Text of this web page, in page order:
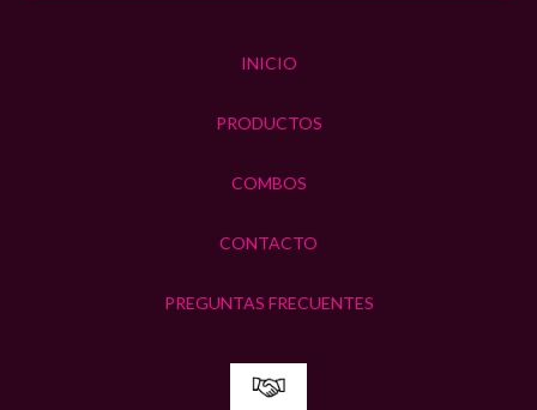
INICIO
PRODUCTOS
COMBOS
CONTACTO
PREGUNTAS FRECUENTES